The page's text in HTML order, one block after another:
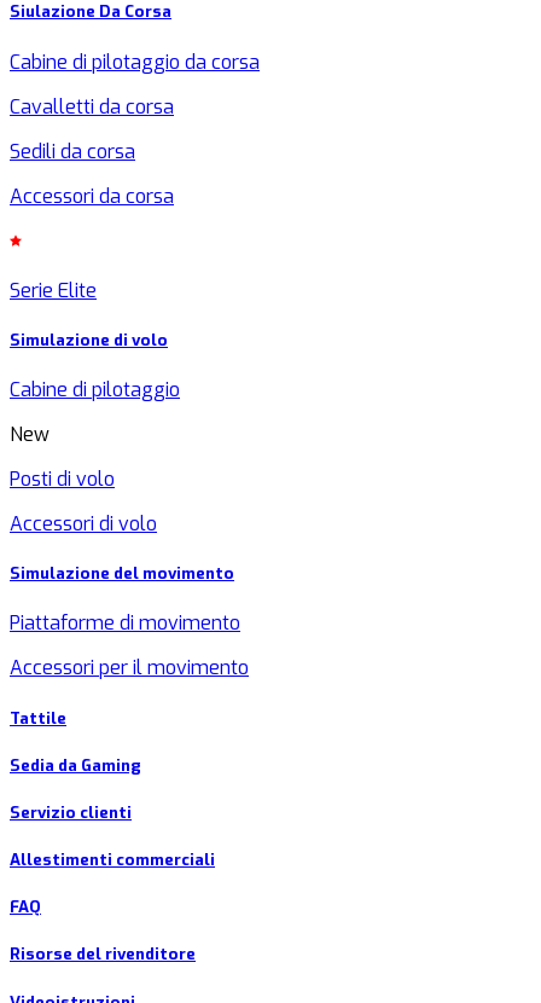
Siulazione Da Corsa
Cabine di pilotaggio da corsa
Cavalletti da corsa
Sedili da corsa
Accessori da corsa
Serie Elite
Simulazione di volo
Cabine di pilotaggio
New
Posti di volo
Accessori di volo
Simulazione del movimento
Piattaforme di movimento
Accessori per il movimento
Tattile
Sedia da Gaming
Servizio clienti
Allestimenti commerciali
FAQ
Risorse del rivenditore